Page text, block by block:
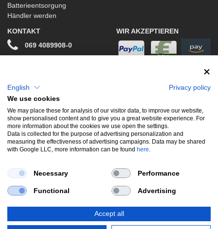
Batterieentsorgung
Händler werden
KONTAKT
069 4089908-0
Facebook
Instagram
WIR AKZEPTIEREN
UNSERE BELIEBTESTEN PRODUKTE
Endschalldämpfer Bremsscheiben Carbon Style & Aerodynamik
*Alle Preise verstehen sich inkl. MwSt. zzgl.Versandkosten. Versandkostenfrei
English
Privacy policy
We use cookies
We may place these for analysis of our visitor data, to improve our website,
show personalised content and to give you a great website experience. For
more information about the cookies we use open the settings.
Data is collected for the purpose of advertising personalization and
measuring the effectiveness of advertising campaigns. Data may be shared
with Google LLC, more information can be found here.
Necessary Performance
Functional Advertising
Accept all